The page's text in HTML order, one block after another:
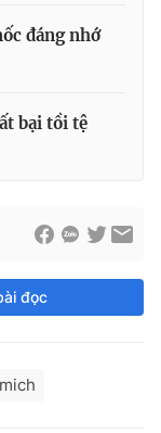
đáng nhớ
bại tồi tệ
đọc